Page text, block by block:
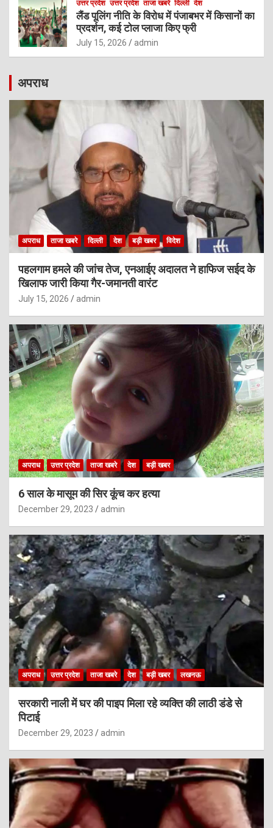
उत्तर प्रदेश उत्तर प्रदेश ताजा खबरे दिल्ली देश
लैंड पूलिंग नीति के विरोध में पंजाबभर में किसानों का
प्रदर्शन, कई टोल प्लाजा किए फ्री
July 15, 2026 admin
अपराध
अपराध ताजा खबरे दिल्ली देश बड़ी खबर विदेश
पहलगाम हमले की जांच तेज, एनआईए अदालत ने हाफिज सईद के
खिलाफ जारी किया गैर-जमानती वारंट
July 15, 2026 admin
अपराध उत्तर प्रदेश ताजा खबरे देश बड़ी खबर
6 साल के मासूम की सिर कूंच कर हत्या
December 29, 2023 admin
अपराध उत्तर प्रदेश ताजा खबरे देश बड़ी खबर लखनऊ
सरकारी नाली में घर की पाइप मिला रहे व्यक्ति की लाठी डंडे से
पिटाई
December 29, 2023 admin